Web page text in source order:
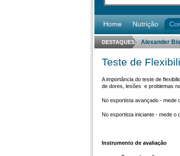
Home Nutrição
DESTAQUES: Alexander
Teste de
A importância do teste de
de dores, lesões e problemas
No esportista avançado - mede
No esportista iniciante - mede o
Instrumento de avaliação